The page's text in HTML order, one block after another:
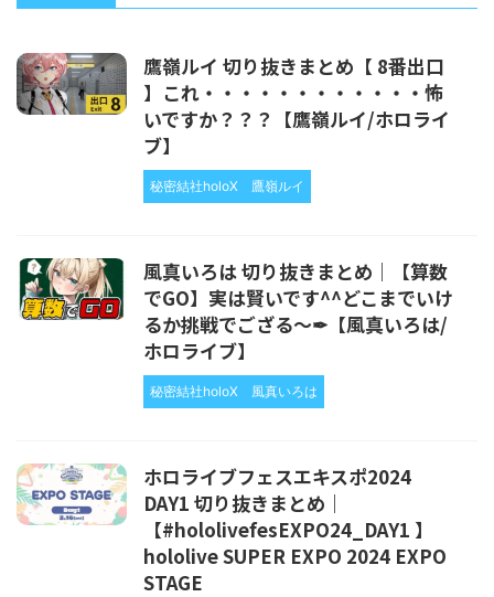
鷹嶺ルイ 切り抜きまとめ【 8番出口
】これ・・・・・・・・・・・・怖
いですか？？？【鷹嶺ルイ/ホロライ
ブ】
秘密結社holoX 鷹嶺ルイ
風真いろは 切り抜きまとめ｜【算数
でGO】実は賢いです^^どこまでいけ
るか挑戦でござる～✒【風真いろは/
ホロライブ】
秘密結社holoX 風真いろは
ホロライブフェスエキスポ2024
DAY1 切り抜きまとめ｜
【#hololivefesEXPO24_DAY1 】
hololive SUPER EXPO 2024 EXPO
STAGE